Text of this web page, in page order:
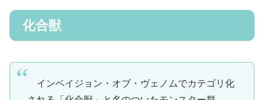
化合獣
インベイジョン・オブ・ヴェノムでカテゴリ化